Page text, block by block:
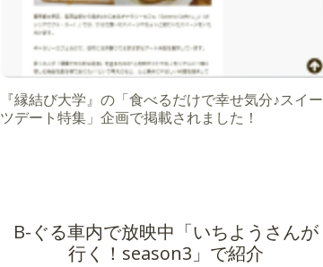
『縁結び大学』の「食べるだけで幸せ気分♪スイー
ツデート特集」企画で掲載されました！
B-ぐる車内で放映中「いちようさんが
行く！season3」で紹介